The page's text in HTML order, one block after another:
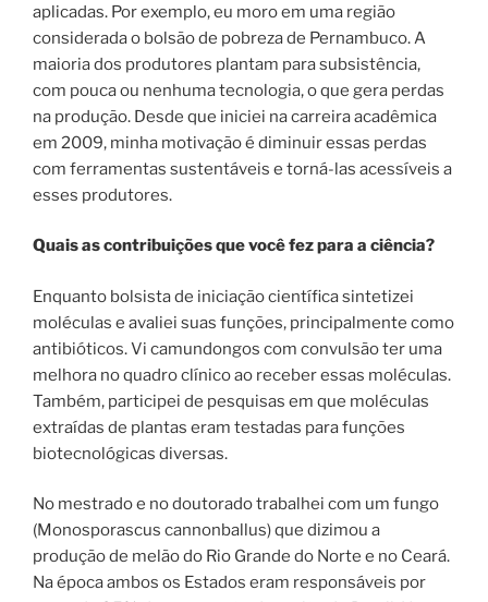
aplicadas. Por exemplo, eu moro em uma região
considerada o bolsão de pobreza de Pernambuco. A
maioria dos produtores plantam para subsistência,
com pouca ou nenhuma tecnologia, o que gera perdas
na produção. Desde que iniciei na carreira acadêmica
em 2009, minha motivação é diminuir essas perdas
com ferramentas sustentáveis e torná-las acessíveis a
esses produtores.
Quais as contribuições que você fez para a ciência?
Enquanto bolsista de iniciação científica sintetizei
moléculas e avaliei suas funções, principalmente como
antibióticos. Vi camundongos com convulsão ter uma
melhora no quadro clínico ao receber essas moléculas.
Também, participei de pesquisas em que moléculas
extraídas de plantas eram testadas para funções
biotecnológicas diversas.
No mestrado e no doutorado trabalhei com um fungo
(Monosporascus cannonballus) que dizimou a
produção de melão do Rio Grande do Norte e no Ceará.
Na época ambos os Estados eram responsáveis por